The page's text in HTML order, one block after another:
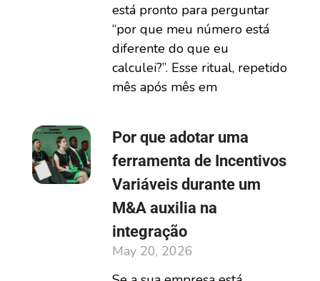
está pronto para perguntar
“por que meu número está
diferente do que eu
calculei?”. Esse ritual, repetido
mês após mês em
Por que adotar uma
ferramenta de Incentivos
Variáveis durante um
M&A auxilia na
integração
May 20, 2026